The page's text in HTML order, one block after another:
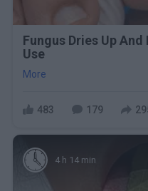
Fungus Dries Up
Use
More
483 179
4 h 14 min